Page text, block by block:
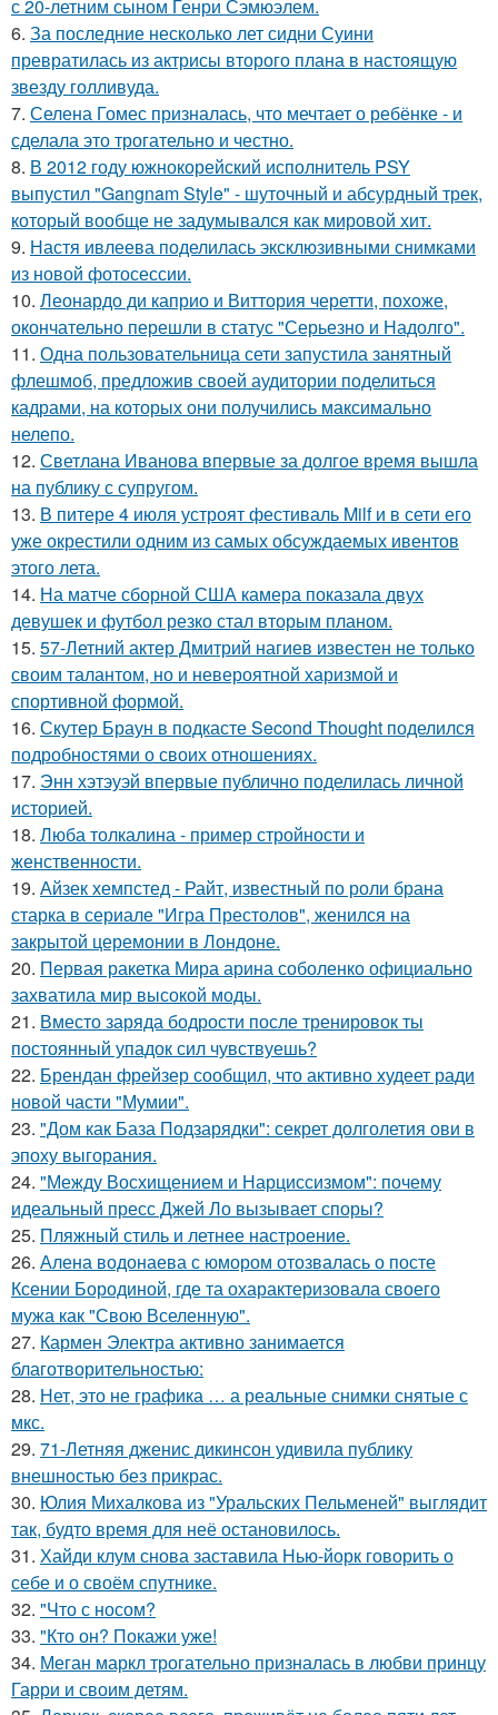
с 20-летним сыном Генри Сэмюэлем.
6. За последние несколько лет сидни Суини
превратилась из актрисы второго плана в настоящую
звезду голливуда.
7. Селена Гомес призналась, что мечтает о ребёнке - и
сделала это трогательно и честно.
8. В 2012 году южнокорейский исполнитель PSY
выпустил "Gangnam Style" - шуточный и абсурдный трек,
который вообще не задумывался как мировой хит.
9. Настя ивлеева поделилась эксклюзивными снимками
из новой фотосессии.
10. Леонардо ди каприо и Виттория черетти, похоже,
окончательно перешли в статус "Серьезно и Надолго".
11. Одна пользовательница сети запустила занятный
флешмоб, предложив своей аудитории поделиться
кадрами, на которых они получились максимально
нелепо.
12. Светлана Иванова впервые за долгое время вышла
на публику с супругом.
13. В питере 4 июля устроят фестиваль Milf и в сети его
уже окрестили одним из самых обсуждаемых ивентов
этого лета.
14. На матче сборной США камера показала двух
девушек и футбол резко стал вторым планом.
15. 57-Летний актер Дмитрий нагиев известен не только
своим талантом, но и невероятной харизмой и
спортивной формой.
16. Скутер Браун в подкасте Second Thought поделился
подробностями о своих отношениях.
17. Энн хэтэуэй впервые публично поделилась личной
историей.
18. Люба толкалина - пример стройности и
женственности.
19. Айзек хемпстед - Райт, известный по роли брана
старка в сериале "Игра Престолов", женился на
закрытой церемонии в Лондоне.
20. Первая ракетка Мира арина соболенко официально
захватила мир высокой моды.
21. Вместо заряда бодрости после тренировок ты
постоянный упадок сил чувствуешь?
22. Брендан фрейзер сообщил, что активно худеет ради
новой части "Мумии".
23. "Дом как База Подзарядки": секрет долголетия ови в
эпоху выгорания.
24. "Между Восхищением и Нарциссизмом": почему
идеальный пресс Джей Ло вызывает споры?
25. Пляжный стиль и летнее настроение.
26. Алена водонаева с юмором отозвалась о посте
Ксении Бородиной, где та охарактеризовала своего
мужа как "Свою Вселенную".
27. Кармен Электра активно занимается
благотворительностью:
28. Нет, это не графика … а реальные снимки снятые с
мкс.
29. 71-Летняя дженис дикинсон удивила публику
внешностью без прикрас.
30. Юлия Михалкова из "Уральских Пельменей" выглядит
так, будто время для неё остановилось.
31. Хайди клум снова заставила Нью-йорк говорить о
себе и о своём спутнике.
32. "Что с носом?
33. "Кто он? Покажи уже!
34. Меган маркл трогательно призналась в любви принцу
Гарри и своим детям.